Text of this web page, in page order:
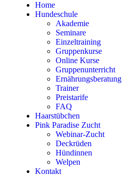
Home
Hundeschule
Akademie
Seminare
Einzeltraining
Gruppenkurse
Online Kurse
Gruppenunterricht
Ernährungsberatung
Trainer
Preistarife
FAQ
Haarstübchen
Pink Paradise Zucht
Webinar-Zucht
Deckrüden
Hündinnen
Welpen
Kontakt